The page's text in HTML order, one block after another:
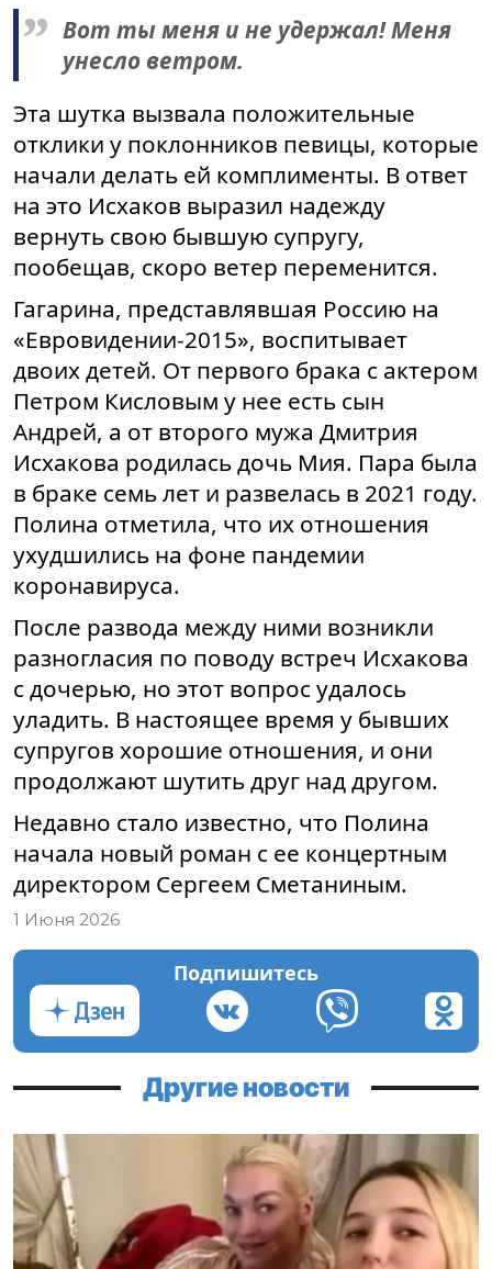
Вот ты меня и не удержал! Меня
унесло ветром.
Эта шутка вызвала положительные
отклики у поклонников певицы, которые
начали делать ей комплименты. В ответ
на это Исхаков выразил надежду
вернуть свою бывшую супругу,
пообещав, скоро ветер переменится.
Гагарина, представлявшая Россию на
«Евровидении-2015», воспитывает
двоих детей. От первого брака с актером
Петром Кисловым у нее есть сын
Андрей, а от второго мужа Дмитрия
Исхакова родилась дочь Мия. Пара была
в браке семь лет и развелась в 2021 году.
Полина отметила, что их отношения
ухудшились на фоне пандемии
коронавируса.
После развода между ними возникли
разногласия по поводу встреч Исхакова
с дочерью, но этот вопрос удалось
уладить. В настоящее время у бывших
супругов хорошие отношения, и они
продолжают шутить друг над другом.
Недавно стало известно, что Полина
начала новый роман с ее концертным
директором Сергеем Сметаниным.
1 Июня 2026
Подпишитесь
Другие новости